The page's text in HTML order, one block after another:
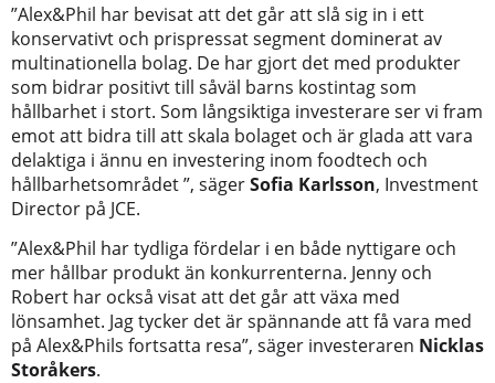
”Alex&Phil har bevisat att det går att slå sig in i ett
konservativt och prispressat segment dominerat av
multinationella bolag. De har gjort det med produkter
som bidrar positivt till såväl barns kostintag som
hållbarhet i stort. Som långsiktiga investerare ser vi fram
emot att bidra till att skala bolaget och är glada att vara
delaktiga i ännu en investering inom foodtech och
hållbarhetsområdet ”, sägerSofia Karlsson, Investment
Director på JCE.
”Alex&Phil har tydliga fördelar i en både nyttigare och
mer hållbar produkt än konkurrenterna. Jenny och
Robert har också visat att det går att växa med
lönsamhet. Jag tycker det är spännande att få vara med
på Alex&Phils fortsatta resa”, säger investeraren Nicklas
Storåkers.